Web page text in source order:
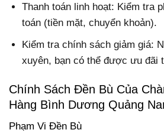
Thanh toán linh hoạt: Kiểm tra
toán (tiền mặt, chuyển khoản).
Kiểm tra chính sách giảm giá:
xuyên, bạn có thể được ưu đãi
Chính Sách Đền Bù Của
Hàng Bình Dương Quảng
Phạm Vi Đền Bù